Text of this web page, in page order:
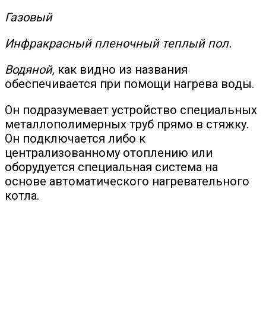
Газовый
Инфракрасный пленочный теплый пол.
Водяной, как видно из названия
обеспечивается при помощи нагрева воды.
Он подразумевает устройство специальных
металлополимерных труб прямо в стяжку.
Он подключается либо к
централизованному отоплению или
оборудуется специальная система на
основе автоматического нагревательного
котла.